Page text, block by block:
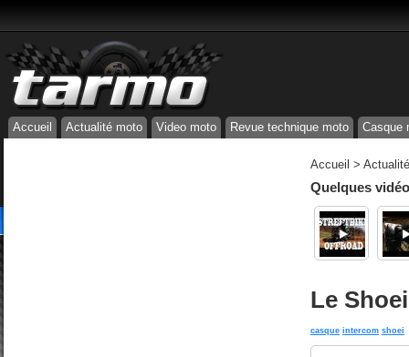
Accueil Actualité moto Video moto Revue technique moto Casque
Accueil >
Quelques
Le
casque intercom shoei